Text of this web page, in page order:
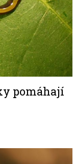
pomáhají